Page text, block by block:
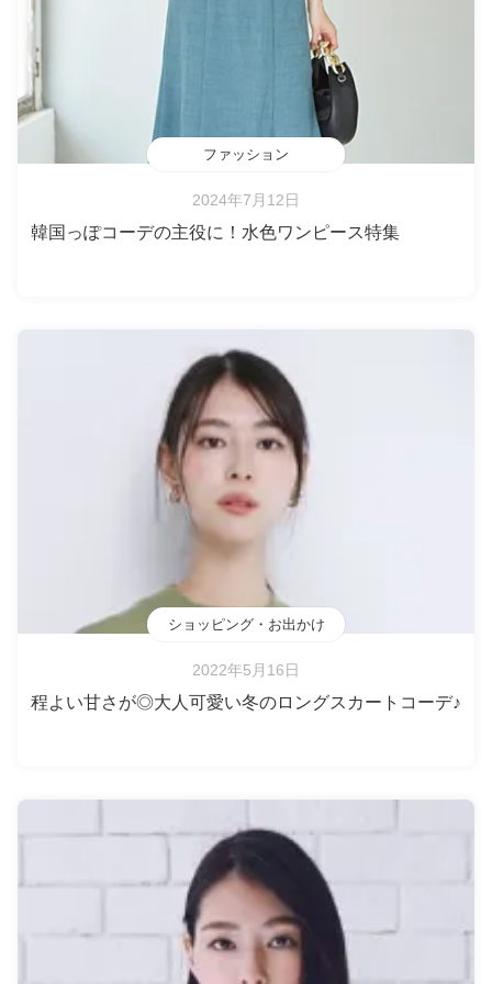
ファッション
2024年7月12日
韓国っぽコーデの主役に！水色ワンピース特集
ショッピング・お出かけ
2022年5月16日
程よい甘さが◎大人可愛い冬のロングスカートコーデ♪